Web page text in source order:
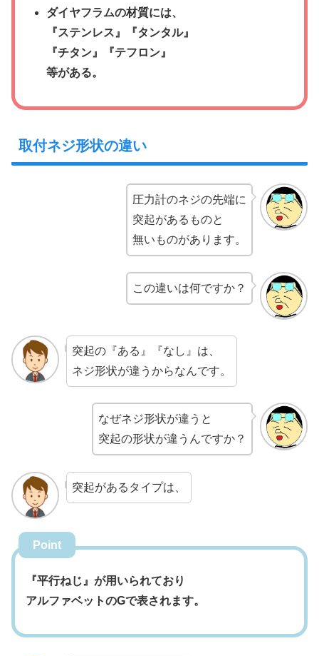
ダイヤフラムの材質には、
『ステンレス』『タンタル』
『チタン』『テフロン』
等がある。
取付ネジ形状の違い
圧力計のネジの先端に
突起があるものと
無いものがあります。
この違いは何ですか？
突起の『ある』『なし』は、
ネジ形状が違うからなんです。
なぜネジ形状が違うと
突起の形状が違うんですか？
突起があるタイプは、
Point
『平行ねじ』が用いられており
アルファベットのGで表されます。